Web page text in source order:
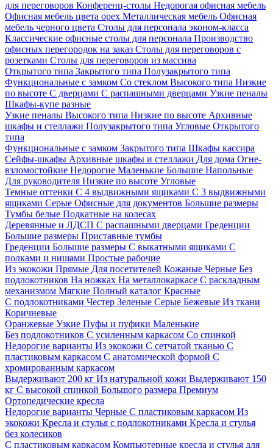
для переговоров Конференц-столы Недорогая офисная мебель
Офисная мебель цвета орех Металлическая мебель Офисная
мебель черного цвета Столы для персонала эконом-класса
Классические офисные столы для персонала Производство
офисных перегородок на заказ Столы для переговоров с
розетками Столы для переговоров из массива
Открытого типа Закрытого типа Полузакрытого типа
Функциональные с замком Со стеклом Высокого типа Низкие
по высоте С дверцами С распашными дверцами Узкие пеналы
Шкафы-купе разные
Узкие пеналы Высокого типа Низкие по высоте Архивные
шкафы и стеллажи Полузакрытого типа Угловые Открытого
типа
Функциональные с замком Закрытого типа Шкафы кассира
Сейфы-шкафы Архивные шкафы и стеллажи Для дома Огне-
взломостойкие Недорогие Маленькие Большие Напольные
Для руководителя Низкие по высоте Угловые
Темные оттенки С 4 выдвижными ящиками С 3 выдвижными
ящиками Серые Офисные для документов Большие размеры
Тумбы белые Подкатные на колесах
Деревянные и ЛДСП С распашными дверцами Греденции
Большие размеры Приставные тумбы
Греденции Большие размеры С выкатными ящиками С
полками и нишами Простые рабочие
Из экокожи Прямые Для посетителей Кожаные Черные Без
подлокотников На ножках На металлокаркасе С раскладным
механизмом Мягкие Полный каталог Красные
С подлокотниками Честер Зеленые Серые Бежевые Из ткани
Коричневые
Оранжевые Узкие Пуфы и пуфики Маленькие
Без подлокотников С усиленным каркасом Со спинкой
Недорогие варианты Из экокожи С сетчатой тканью С
пластиковым каркасом С анатомической формой С
хромированным каркасом
Выдерживают 200 кг Из натуральной кожи Выдерживают 150
кг С высокой спинкой Большого размера Премиум
Ортопедические кресла
Недорогие варианты Черные С пластиковым каркасом Из
экокожи Кресла и стулья с подлокотниками Кресла и стулья
без колесиков
С пластиковым каркасом Компьютерные кресла и стулья для